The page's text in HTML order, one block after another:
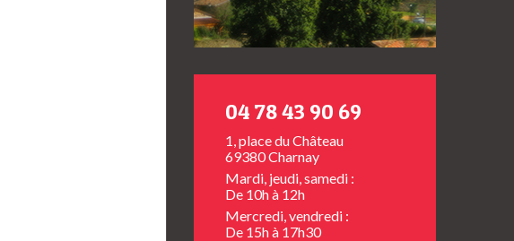
04 78 43 90 69
1, place du Château
69380 Charnay
Mardi, jeudi, samedi :
De 10h à 12h
Mercredi, vendredi :
De 15h à 17h30